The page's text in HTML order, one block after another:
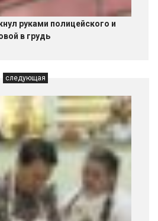
руками полицейского и
в грудь
следующая